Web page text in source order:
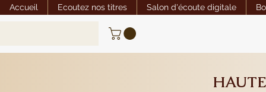
Accueil Ecoutez nos titres Salon d'écoute digitale